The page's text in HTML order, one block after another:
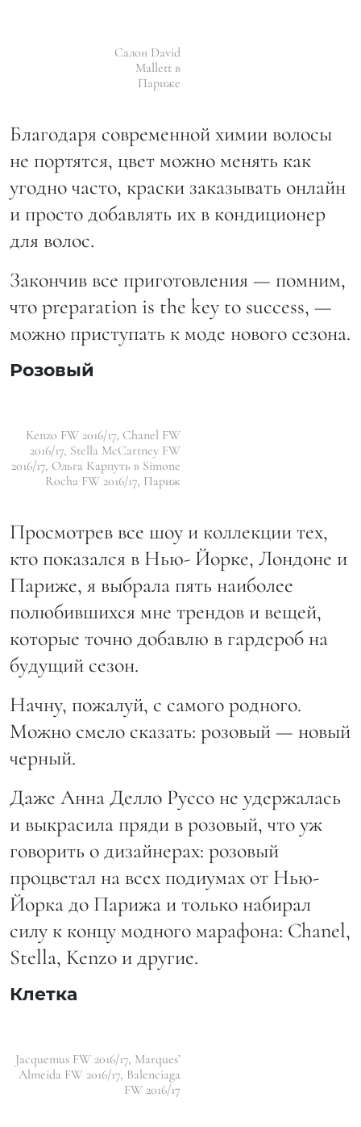
Салон David
Mallett в
Париже
Благодаря современной химии волосы
не портятся, цвет можно менять как
угодно часто, краски заказывать онлайн
и просто добавлять их в кондиционер
для волос.
Закончив все приготовления — помним,
что preparation is the key to success, —
можно приступать к моде нового сезона.
Розовый
Kenzo FW 2016/17, Chanel FW
2016/17, Stella McCartney FW
2016/17, Ольга Карпуть в Simone
Rocha FW 2016/17, Париж
Просмотрев все шоу и коллекции тех,
кто показался в Нью- Йорке, Лондоне и
Париже, я выбрала пять наиболее
полюбившихся мне трендов и вещей,
которые точно добавлю в гардероб на
будущий сезон.
Начну, пожалуй, с самого родного.
Можно смело сказать: розовый — новый
черный.
Даже Анна Делло Руссо не удержалась
и выкрасила пряди в розовый, что уж
говорить о дизайнерах: розовый
процветал на всех подиумах от Нью-
Йорка до Парижа и только набирал
силу к концу модного марафона: Chanel,
Stella, Kenzo и другие.
Клетка
Jacquemus FW 2016/17, Marques’
Almeida FW 2016/17, Balenciaga
FW 2016/17